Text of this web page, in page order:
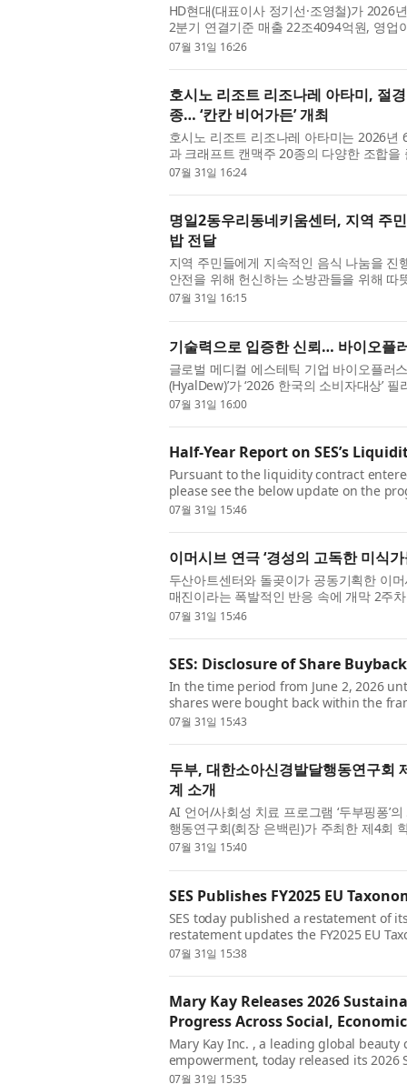
HD현대(대표이사 정기선·조영철)가 2026
2분기 연결기준 매출 22조4094억원, 영업
매출은 30.2%, 영업이익은 262.2% 증가
07월 31일 16:26
호시노 리조트 리조나레 아타미, 절
종… ‘칸칸 비어가든’ 개최
호시노 리조트 리조나레 아타미는 2026
과 크래프트 캔맥주 20종의 다양한 조합을
다. 하늘과 바다, 숲이 어우러진 리조트 리
07월 31일 16:24
명일2동우리동네키움센터, 지역 주
밥 전달
지역 주민들에게 지속적인 음식 나눔을
안전을 위해 헌신하는 소방관들을 위해
안전센터를 방문해 아침 일찍부터 만든 삼
07월 31일 16:15
기술력으로 입증한 신뢰… 바이오플
글로벌 메디컬 에스테틱 기업 바이오플러
(HyalDew)’가 ‘2026 한국의 소비자대상’
선택한 이번 수상은 단순한 브랜드 인지도
07월 31일 16:00
Half-Year Report on SES’s
Pursuant to the liquidity contract
please see the below update on the
services were implemented as of 7
07월 31일 15:46
이머시브 연극 ‘경성의 고독한 미식
두산아트센터와 돌곶이가 공동기획한 이
매진이라는 폭발적인 반응 속에 개막 2주
의 재발견’이다. 객석에 앉아 무대를 바라
07월 31일 15:46
SES: Disclosure of Share
In the time period from June 2, 2026
shares were bought back within the
obligations under SES’s Equity Based
07월 31일 15:43
두부, 대한소아신경발달행동연구회
계 소개
AI 언어/사회성 치료 프로그램 ‘두부핑퐁’
행동연구회(회장 은백린)가 주최한 제4회
‘언어발달 지연 아동의 임상적 접근과 최신
07월 31일 15:40
SES Publishes FY2025 EU
SES today published a restatement of
restatement updates the FY2025 EU
Report and supersedes the previously
07월 31일 15:38
Mary Kay Releases 2026
Progress Across Social,
Mary Kay Inc. , a leading global
empowerment, today released its
2030 goals and celebrating the 2025
07월 31일 15:35